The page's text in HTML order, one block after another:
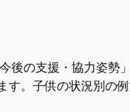
の支援・協力姿勢
。子供の状況別の